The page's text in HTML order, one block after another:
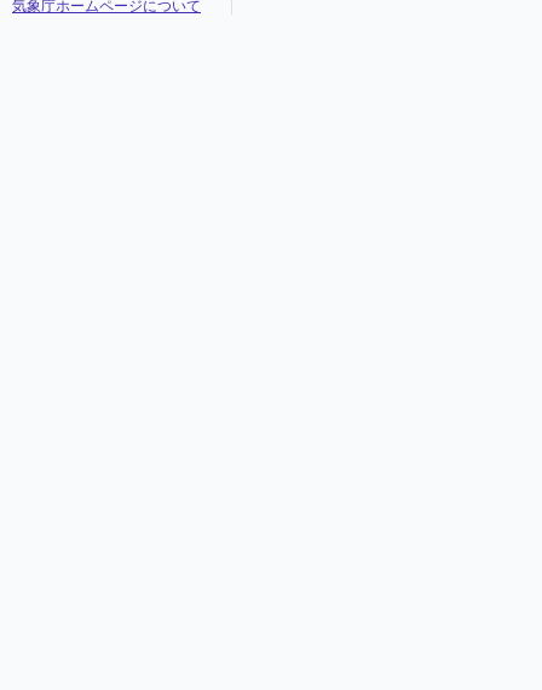
気象庁ホームページについて